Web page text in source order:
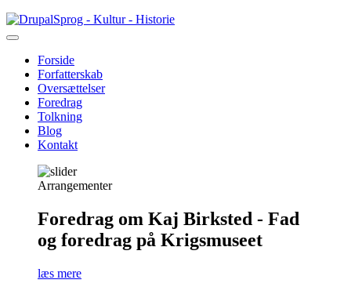
Gå
til
Sprog - Kultur - Historie
Primær
navigation
Forside
Forfatterskab
Oversættelser
Foredrag
Tolkning
Blog
Kontakt
Arrangementer
Foredrag om Kaj Birksted - Fad
og foredrag på Krigsmuseet
læs mere